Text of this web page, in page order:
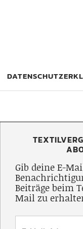
Gib deine E-
Beiträge beim
Mail zu